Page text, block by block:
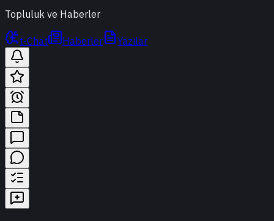
Topluluk ve Haberler
t-Chat Haberler Yazılar